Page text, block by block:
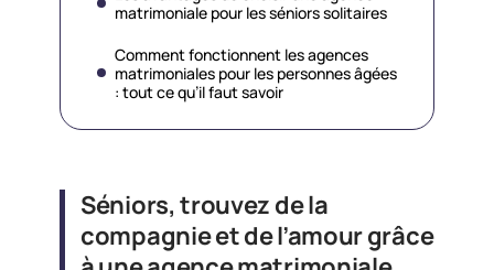
matrimoniale pour les séniors solitaires
Comment fonctionnent les agences
matrimoniales pour les personnes âgées
: tout ce qu’il faut savoir
Séniors, trouvez de la
compagnie et de l’amour grâce